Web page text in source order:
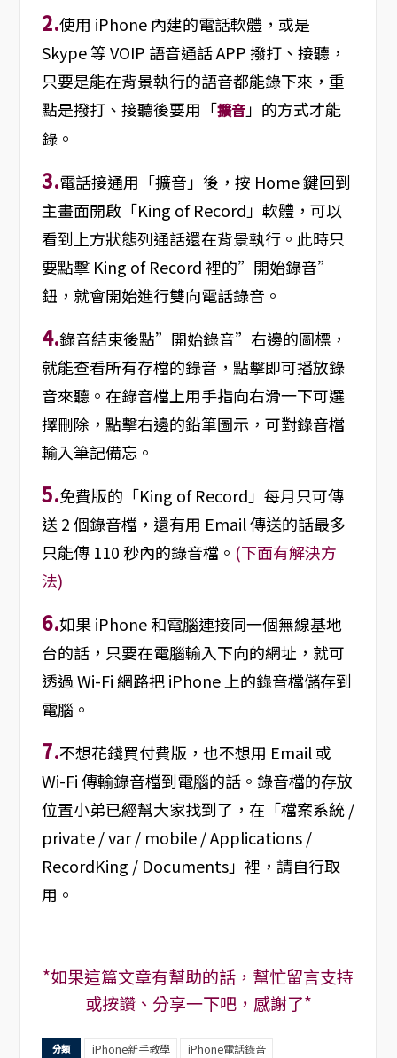
2.使用 iPhone 內建的電話軟體，或是
Skype 等 VOIP 語音通話 APP 撥打、接聽，
只要是能在背景執行的語音都能錄下來，重
點是撥打、接聽後要用「擴音」的方式才能
錄。
3.電話接通用「擴音」後，按 Home 鍵回到
主畫面開啟「King of Record」軟體，可以
看到上方狀態列通話還在背景執行。此時只
要點擊 King of Record 裡的”開始錄音”
鈕，就會開始進行雙向電話錄音。
4.錄音結束後點”開始錄音”右邊的圖標，
就能查看所有存檔的錄音，點擊即可播放錄
音來聽。在錄音檔上用手指向右滑一下可選
擇刪除，點擊右邊的鉛筆圖示，可對錄音檔
輸入筆記備忘。
5.免費版的「King of Record」每月只可傳
送 2 個錄音檔，還有用 Email 傳送的話最多
只能傳 110 秒內的錄音檔。 (下面有解決方
法)
6.如果 iPhone 和電腦連接同一個無線基地
台的話，只要在電腦輸入下向的網址，就可
透過 Wi-Fi 網路把 iPhone 上的錄音檔儲存到
電腦。
7.不想花錢買付費版，也不想用 Email 或
Wi-Fi 傳輸錄音檔到電腦的話。錄音檔的存放
位置小弟已經幫大家找到了，在「檔案系統 /
private / var / mobile / Applications /
RecordKing / Documents」裡，請自行取
用。
*如果這篇文章有幫助的話，幫忙留言支持
或按讚、分享一下吧，感謝了*
分類 iPhone新手教學 iPhone電話錄音